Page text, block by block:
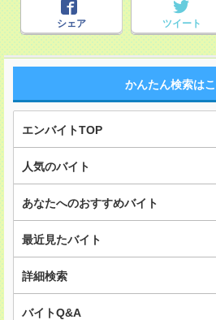
シェア ツイート
かんたん検索は
エンバイトTOP
人気のバイト
あなたへのおすすめバイト
最近見たバイト
詳細検索
バイトQ&A